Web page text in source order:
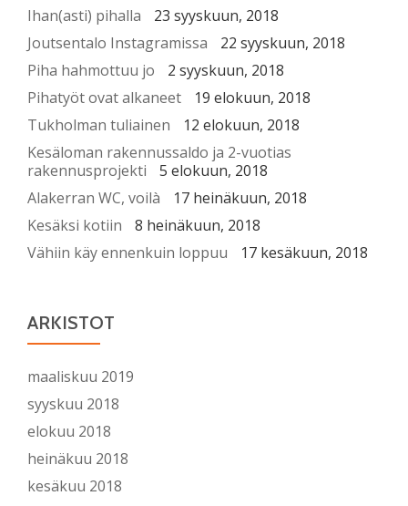
Ihan(asti) pihalla
23 syyskuun, 2018
Joutsentalo Instagramissa
22 syyskuun, 2018
Piha hahmottuu jo
2 syyskuun, 2018
Pihatyöt ovat alkaneet
19 elokuun, 2018
Tukholman tuliainen
12 elokuun, 2018
Kesäloman rakennussaldo ja 2-vuotias
rakennusprojekti
5 elokuun, 2018
Alakerran WC, voilà
17 heinäkuun, 2018
Kesäksi kotiin
8 heinäkuun, 2018
Vähiin käy ennenkuin loppuu
17 kesäkuun, 2018
ARKISTOT
maaliskuu 2019
syyskuu 2018
elokuu 2018
heinäkuu 2018
kesäkuu 2018